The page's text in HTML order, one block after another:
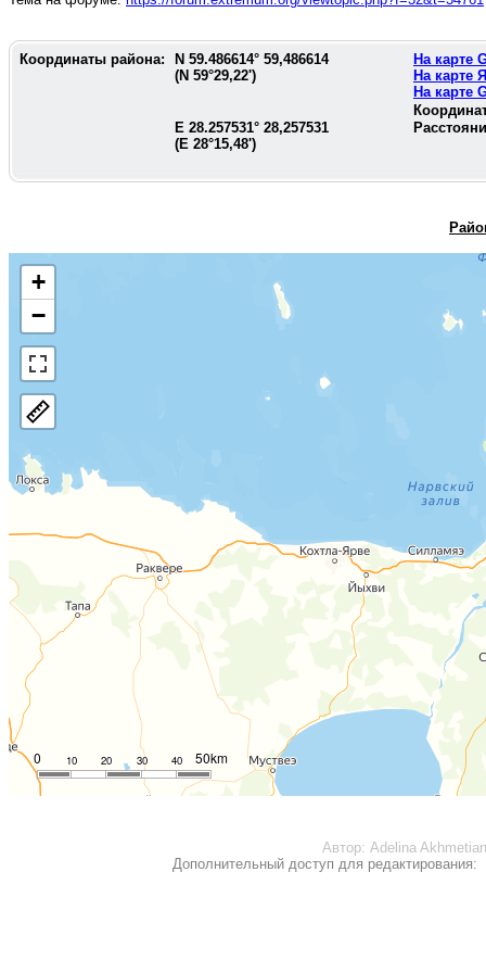
Координаты района: N 59.486614° 59,486614
(N 59°29,22')
На карте
На карте
На карте
E 28.257531° 28,257531
(E 28°15,48')
+
−
10
0 20 30 40 50km
Автор: Adelina
Дополнительный доступ для редактирования: